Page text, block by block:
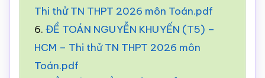
Thi thử TN THPT 2026 môn Toán.pdf
6. ĐỀ TOÁN NGUYỄN KHUYẾN (T5) –
HCM – Thi thử TN THPT 2026 môn
Toán.pdf